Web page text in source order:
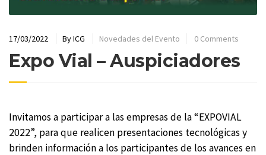
17/03/2022 ByICG Novedades del Evento 0 Comments
Expo Vial – Auspiciadores
Invitamos a participar a las empresas de la “EXPOVIAL
2022”, para que realicen presentaciones tecnológicas y
brinden información a los participantes de los avances en